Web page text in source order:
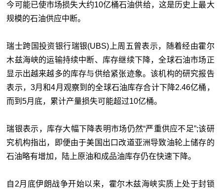
今可能已使市场损失大约10亿桶石油供给，这是历史上最大
规模的石油供应中断。
瑞士跨国投资银行瑞银(UBS)上周五曾表示，随着经由霍尔
木兹海峡的运输持续中断、库存继续下降，全球石油市场正
显示出越来越多的库存与供给紧张迹象。该机构的研究报告
表示，3月和4月观察到的全球石油库存合计下降2.46亿桶，
而到5月底，累计产量损失可能超过10亿桶。
瑞银表示，库存大幅下降表明市场仍然“严重供应不足”;该研
究机构指出，即便由于美国出口改道亚洲导致油轮上储存的
石油略有增加，陆上原油和成品油库存仍在快速下降。
自2月底伊朗战争开始以来，霍尔木兹海峡实质上处于封锁